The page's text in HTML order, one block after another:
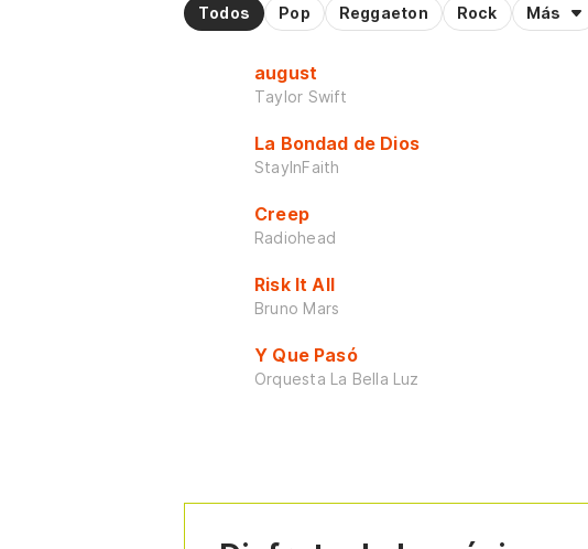
Todos
Pop Reggaeton Rock Más
august
Taylor Swift
La Bondad de Dios
StayInFaith
Creep
Radiohead
Risk It All
Bruno Mars
Y Que Pasó
Orquesta La Bella Luz